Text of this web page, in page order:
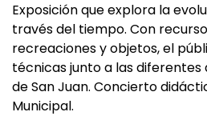
Exposición que explora la
través del tiempo. Con
recreaciones y objetos, el
técnicas junto a las diferentes
de San Juan. Concierto
Municipal.